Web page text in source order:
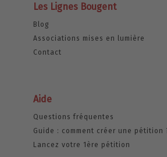
Les Lignes Bougent
Blog
Associations mises en lumière
Contact
Aide
Questions fréquentes
Guide : comment créer une pétition
Lancez votre 1ère pétition